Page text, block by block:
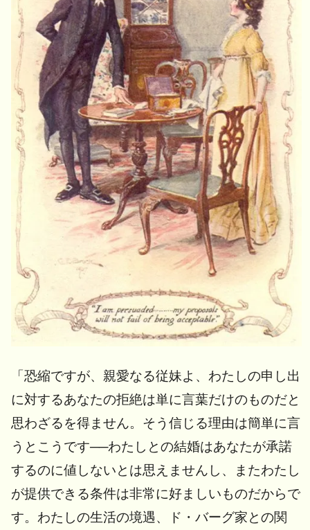
「恐縮ですが、親愛なる従妹よ、わたしの申し出
に対するあなたの拒絶は単に言葉だけのものだと
思わざるを得ません。そう信じる理由は簡単に言
うとこうです──わたしとの結婚はあなたが承諾
するのに値しないとは思えませんし、またわたし
が提供できる条件は非常に好ましいものだからで
す。わたしの生活の境遇、ド・バーグ家との関